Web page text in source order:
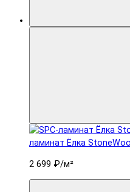
ламинат Ëлка
2 699 ₽/м²